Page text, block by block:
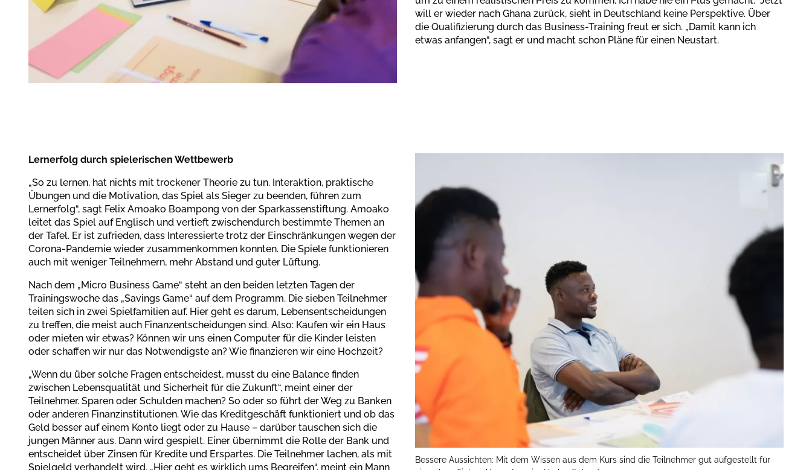
will er wieder nach Ghana zurück, sieht in Deutschland keine Perspektive. Über
die Qualifizierung durch das Business-Training freut er sich. „Damit kann ich
etwas anfangen“, sagt er und macht schon Pläne für einen Neustart.
Bessere Aussichten: Mit dem Wissen aus dem Kurs sind die Teilnehmer gut aufgestellt für
Lernerfolg durch spielerischen Wettbewerb
„So zu lernen, hat nichts mit trockener Theorie zu tun. Interaktion, praktische
Übungen und die Motivation, das Spiel als Sieger zu beenden, führen zum
Lernerfolg“, sagt Felix Amoako Boampong von der Sparkassenstiftung. Amoako
leitet das Spiel auf Englisch und vertieft zwischendurch bestimmte Themen an
der Tafel. Er ist zufrieden, dass Interessierte trotz der Einschränkungen wegen der
Corona-Pandemie wieder zusammenkommen konnten. Die Spiele funktionieren
auch mit weniger Teilnehmern, mehr Abstand und guter Lüftung.
Nach dem „Micro Business Game“ steht an den beiden letzten Tagen der
Trainingswoche das „Savings Game“ auf dem Programm. Die sieben Teilnehmer
teilen sich in zwei Spielfamilien auf. Hier geht es darum, Lebensentscheidungen
zu treffen, die meist auch Finanzentscheidungen sind. Also: Kaufen wir ein Haus
oder mieten wir etwas? Können wir uns einen Computer für die Kinder leisten
oder schaffen wir nur das Notwendigste an? Wie finanzieren wir eine Hochzeit?
„Wenn du über solche Fragen entscheidest, musst du eine Balance finden
zwischen Lebensqualität und Sicherheit für die Zukunft“, meint einer der
Teilnehmer. Sparen oder Schulden machen? So oder so führt der Weg zu Banken
oder anderen Finanzinstitutionen. Wie das Kreditgeschäft funktioniert und ob das
Geld besser auf einem Konto liegt oder zu Hause – darüber tauschen sich die
jungen Männer aus. Dann wird gespielt. Einer übernimmt die Rolle der Bank und
entscheidet über Zinsen für Kredite und Erspartes. Die Teilnehmer lachen, als mit
Spielgeld verhandelt wird. „Hier geht es wirklich ums Begreifen“, meint ein Mann